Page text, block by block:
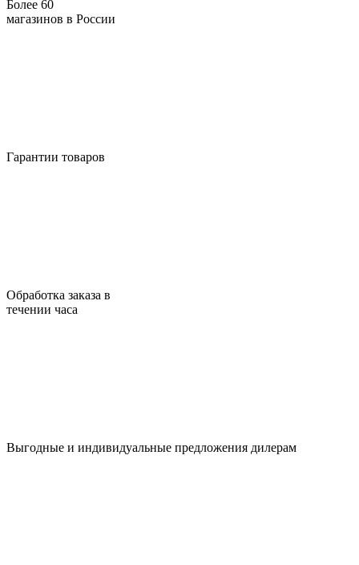
Более 60
магазинов в России
Гарантии товаров
Обработка заказа в
течении часа
Выгодные и индивидуальные предложения дилерам